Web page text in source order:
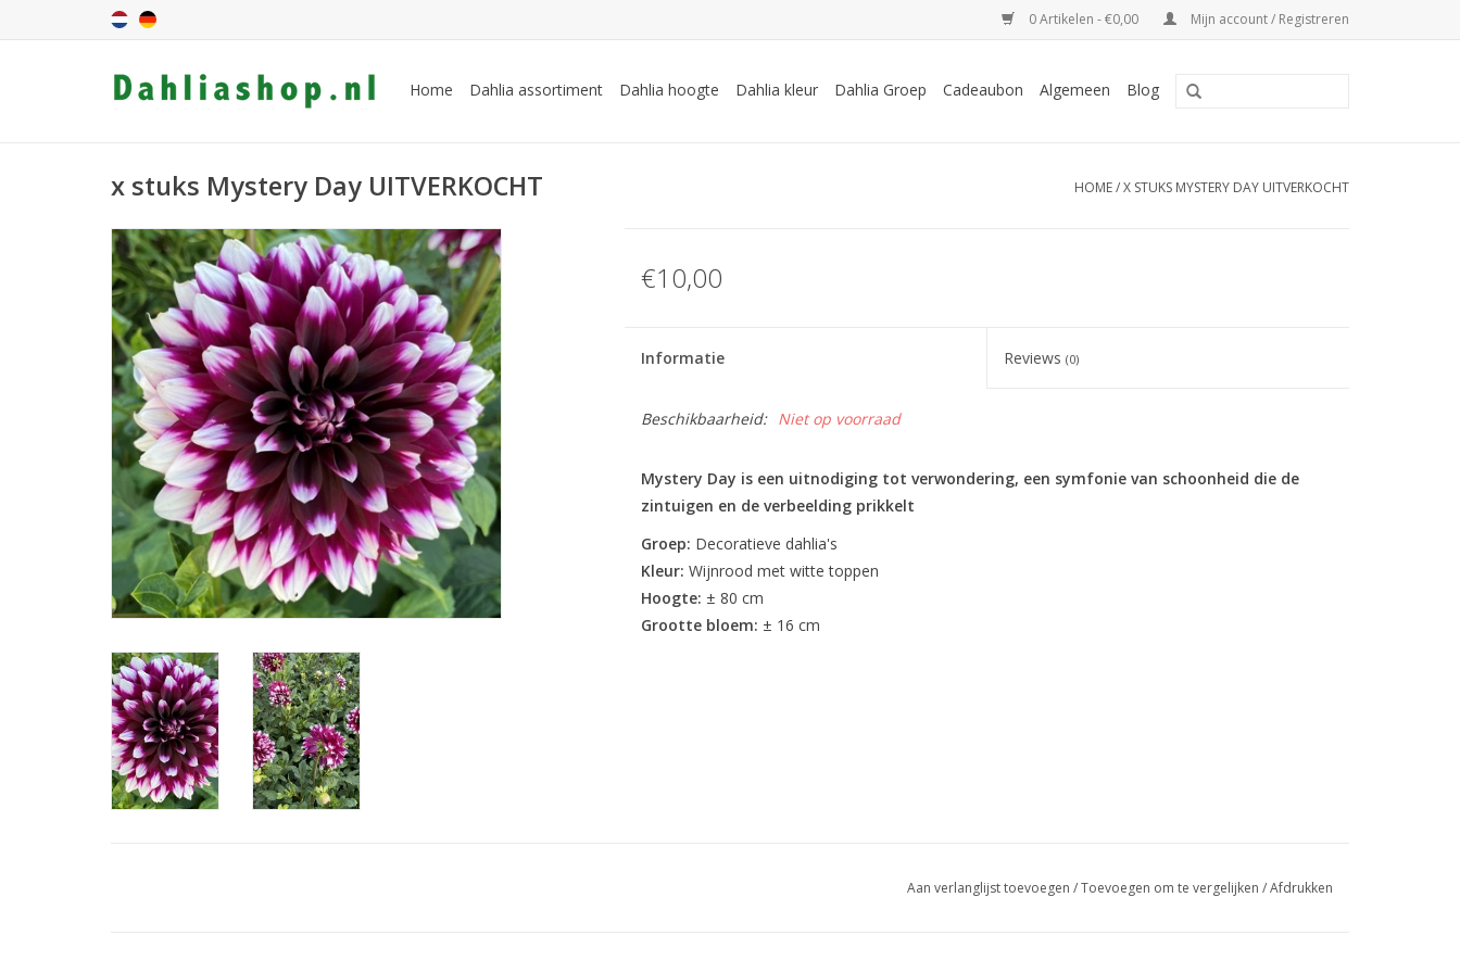
0 Artikelen - €0,00 Mijn account / Registreren
Home Dahlia assortiment Dahlia hoogte Dahlia kleur Dahlia Groep Cadeaubon Algemeen Blog
x stuks Mystery Day UITVERKOCHT HOME/X STUKS MYSTERY DAY UITVERKOCHT
€10,00
Informatie Reviews(0)
Beschikbaarheid: Niet op voorraad
Mystery Day is een uitnodiging tot verwondering, een symfonie van schoonheid die de
zintuigen en de verbeelding prikkelt
Groep: Decoratieve dahlia's
Kleur: Wijnrood met witte toppen
Hoogte: ± 80 cm
Grootte bloem: ± 16 cm
Aan verlanglijst toevoegen /Toevoegen om te vergelijken /Afdrukken